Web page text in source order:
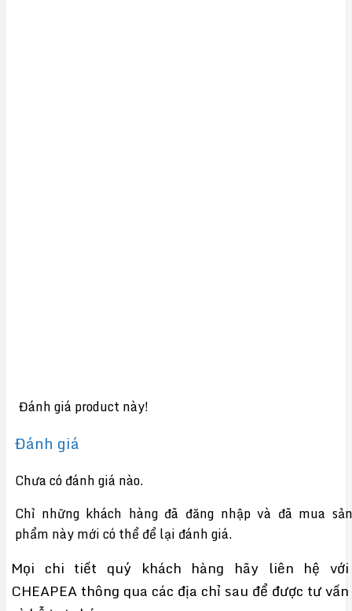
Đánh giá product này!
Đánh giá
Chưa có đánh giá nào.
Chỉ những khách hàng đã đăng nhập và đã mua sản
phẩm này mới có thể để lại đánh giá.
Mọi chi tiết quý khách hàng hãy liên hệ với
CHEAPEA thông qua các địa chỉ sau để được tư vấn